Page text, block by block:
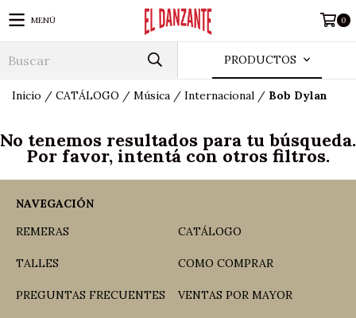
MENÚ 0
PRODUCTOS
Inicio / CATÁLOGO / Música / Internacional / Bob Dylan
No tenemos resultados para tu búsqueda.
Por favor, intentá con otros filtros.
NAVEGACIÓN
REMERAS
CATÁLOGO
TALLES COMO COMPRAR
PREGUNTAS FRECUENTES VENTAS POR MAYOR